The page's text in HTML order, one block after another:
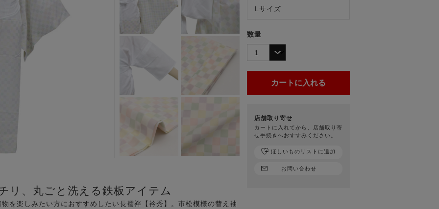
リ、丸ごと洗える鉄板アイテム
を楽しみたい方におすすめしたい長襦袢【衿秀】。市松模様の替え袖
Lサイズ
数量
店舗取り寄せ
カートに入れてから、店舗取り寄
せ手続きへおすすみください。
お問い合わせ
ほしいものリストに追加